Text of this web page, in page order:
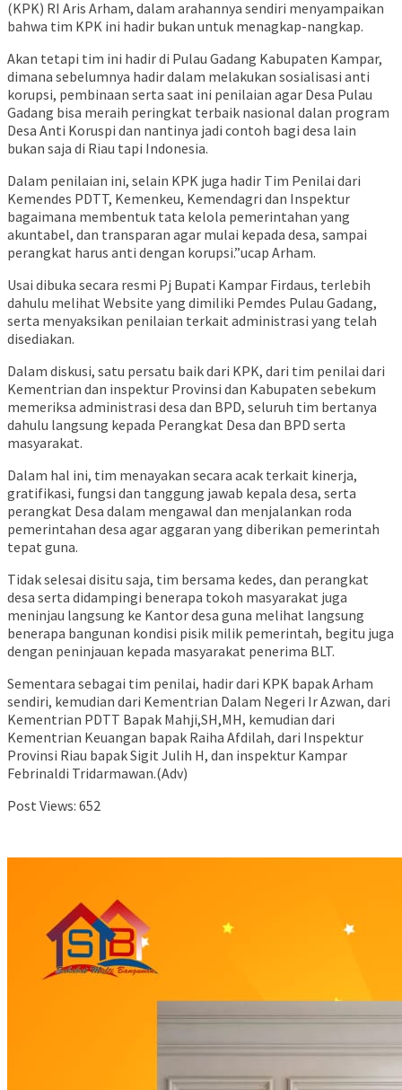
(KPK) RI Aris Arham, dalam arahannya sendiri menyampaikan
bahwa tim KPK ini hadir bukan untuk menagkap-nangkap.
Akan tetapi tim ini hadir di Pulau Gadang Kabupaten Kampar,
dimana sebelumnya hadir dalam melakukan sosialisasi anti
korupsi, pembinaan serta saat ini penilaian agar Desa Pulau
Gadang bisa meraih peringkat terbaik nasional dalan program
Desa Anti Koruspi dan nantinya jadi contoh bagi desa lain
bukan saja di Riau tapi Indonesia.
Dalam penilaian ini, selain KPK juga hadir Tim Penilai dari
Kemendes PDTT, Kemenkeu, Kemendagri dan Inspektur
bagaimana membentuk tata kelola pemerintahan yang
akuntabel, dan transparan agar mulai kepada desa, sampai
perangkat harus anti dengan korupsi.”ucap Arham.
Usai dibuka secara resmi Pj Bupati Kampar Firdaus, terlebih
dahulu melihat Website yang dimiliki Pemdes Pulau Gadang,
serta menyaksikan penilaian terkait administrasi yang telah
disediakan.
Dalam diskusi, satu persatu baik dari KPK, dari tim penilai dari
Kementrian dan inspektur Provinsi dan Kabupaten sebekum
memeriksa administrasi desa dan BPD, seluruh tim bertanya
dahulu langsung kepada Perangkat Desa dan BPD serta
masyarakat.
Dalam hal ini, tim menayakan secara acak terkait kinerja,
gratifikasi, fungsi dan tanggung jawab kepala desa, serta
perangkat Desa dalam mengawal dan menjalankan roda
pemerintahan desa agar aggaran yang diberikan pemerintah
tepat guna.
Tidak selesai disitu saja, tim bersama kedes, dan perangkat
desa serta didampingi benerapa tokoh masyarakat juga
meninjau langsung ke Kantor desa guna melihat langsung
benerapa bangunan kondisi pisik milik pemerintah, begitu juga
dengan peninjauan kepada masyarakat penerima BLT.
Sementara sebagai tim penilai, hadir dari KPK bapak Arham
sendiri, kemudian dari Kementrian Dalam Negeri Ir Azwan, dari
Kementrian PDTT Bapak Mahji,SH,MH, kemudian dari
Kementrian Keuangan bapak Raiha Afdilah, dari Inspektur
Provinsi Riau bapak Sigit Julih H, dan inspektur Kampar
Febrinaldi Tridarmawan.(Adv)
Post Views: 652